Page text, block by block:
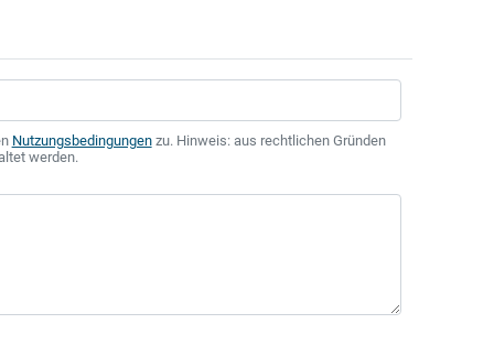
Nutzungsbedingungenzu. Hinweis: aus rechtlichen Gründen
werden.